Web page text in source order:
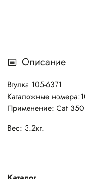
Описание
Втулка 105-6371
Каталожные
Применение: Cat 350
Вес: 3.2кг.